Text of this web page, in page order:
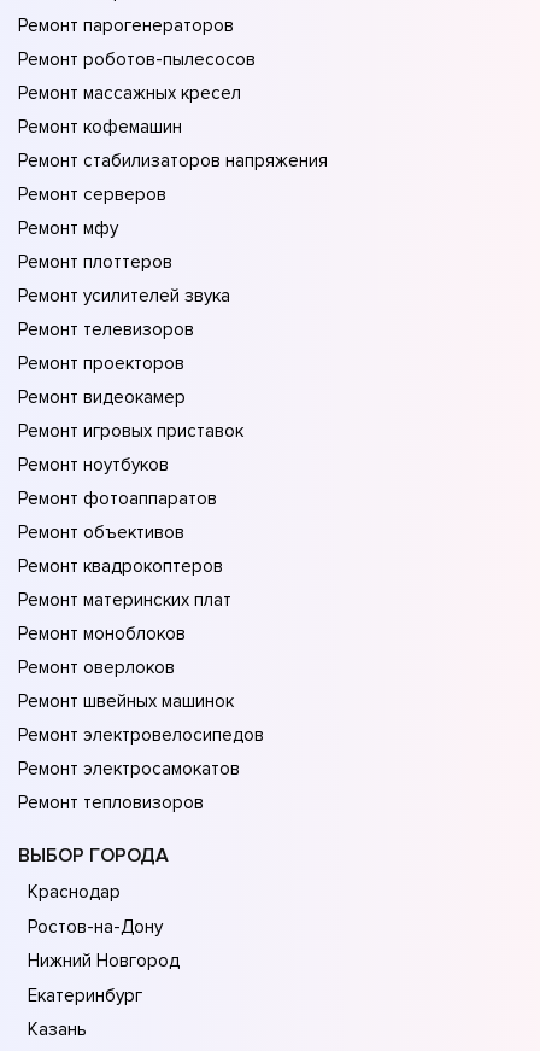
Ремонт парогенераторов
Ремонт роботов-пылесосов
Ремонт массажных кресел
Ремонт кофемашин
Ремонт стабилизаторов напряжения
Ремонт серверов
Ремонт мфу
Ремонт плоттеров
Ремонт усилителей звука
Ремонт телевизоров
Ремонт проекторов
Ремонт видеокамер
Ремонт игровых приставок
Ремонт ноутбуков
Ремонт фотоаппаратов
Ремонт объективов
Ремонт квадрокоптеров
Ремонт материнских плат
Ремонт моноблоков
Ремонт оверлоков
Ремонт швейных машинок
Ремонт электровелосипедов
Ремонт электросамокатов
Ремонт тепловизоров
ВЫБОР ГОРОДА
Краснодар
Ростов-на-Дону
Нижний Новгород
Екатеринбург
Казань